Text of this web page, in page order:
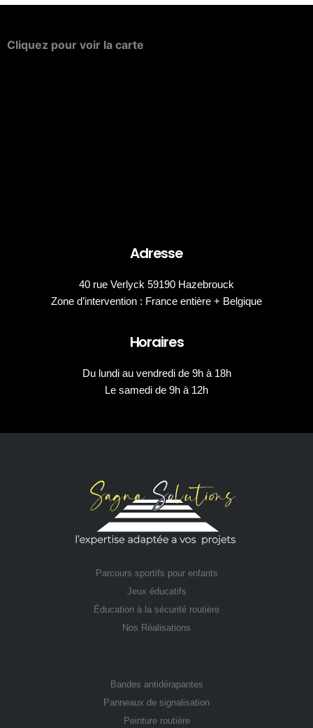
Cliquez pour voir la carte
Adresse
40 rue Verlyck 59190 Hazebrouck
Zone d’intervention : France entière + Belgique
Horaires
Du lundi au vendredi de 9h à 18h
Le samedi de 9h à 12h
Parcours sportifs pour enfants
Jeux éducatifs
Éducation à la sécurité routière
Nos Réalisations
Bandes antidérapantes
Panneaux de signalisation
Peinture routière